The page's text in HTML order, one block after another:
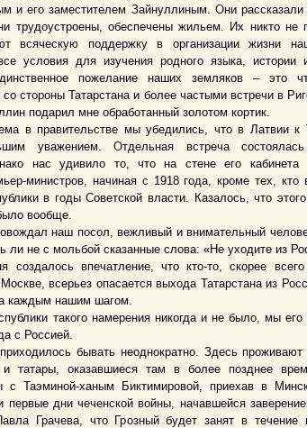
и его заместителем Зайнуллиным. Они
трудоустроены, обеспечены жильем. Их никто не
всяческую поддержку в организации жизни
условия для изучения родного языка, истории
пожелание наших земляков – это
стороны Татарстана и более частыми встречи в
подарил мне обработанный золотом кортик.
правительстве мы убедились, что в Латвии к
уважением. Отдельная встреча
нас удивило то, что на стене его кабинета
министров, начиная с 1918 года, кроме тех, кто
в годы Советской власти. Казалось, что
вообще.
наш посол, вежливый и внимательный
ли не с мольбой сказанные слова: «Не уходите из
впечатление, что кто-то, скорее
всерьез опасается выхода Татарстана из
каждым нашим шагом.
такого намерения никогда и не было, мы его
с Россией.
бывать неоднократно. Здесь проживают
и татары, оказавшиеся там в более позднее
с Таэминой-ханым Биктимировой, приехав в
первые дни чеченской войны, начавшейся
Грачева, что Грозный будет занят в течение